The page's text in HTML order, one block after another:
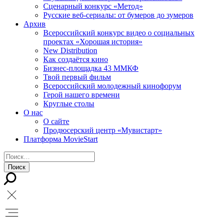
Сценарный конкурс «Метод»
Русские веб-сериалы: от бумеров до зумеров
Архив
Всероссийский конкурс видео о социальных
проектах «Хорошая история»
New Distribution
Как создаётся кино
Бизнес-площадка 43 ММКФ
Твой первый фильм
Всероссийский молодежный кинофорум
Герой нашего времени
Круглые столы
О нас
О сайте
Продюсерский центр «Мувистарт»
Платформа MovieStart